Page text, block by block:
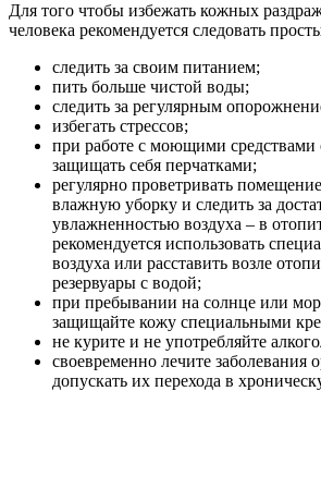
Для того чтобы избежать кожных
человека рекомендуется следовать
следить за своим питанием;
пить больше чистой воды;
следить за регулярным
избегать стрессов;
при работе с моющими средствами
защищать себя перчатками;
регулярно проветривать
влажную уборку и следить за
увлажненностью воздуха – в
рекомендуется использовать
воздуха или расставить возле
резервуары с водой;
при пребывании на солнце или
защищайте кожу специальными
не курите и не употребляйте
своевременно лечите заболевания
допускать их перехода в